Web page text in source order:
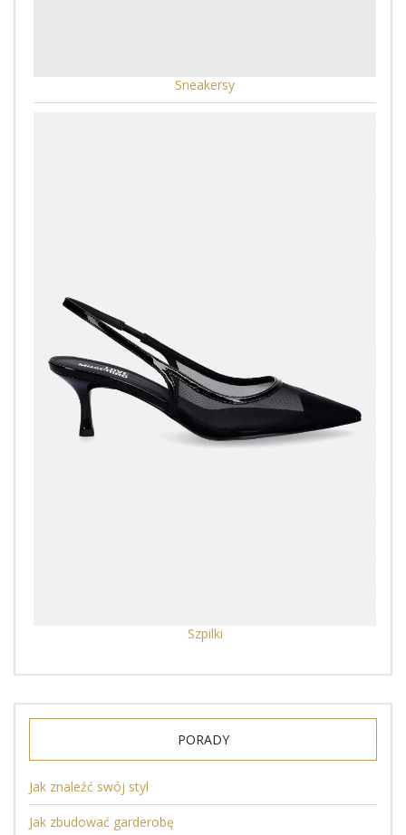
Sneakersy
Szpilki
PORADY
Jak znaleźć swój styl
Jak zbudować garderobę